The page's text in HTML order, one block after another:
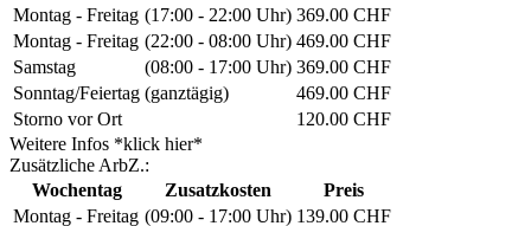
Montag - Freitag (17:00 - 22:00 Uhr) 369.00 CHF
Montag - Freitag (22:00 - 08:00 Uhr) 469.00 CHF
Samstag
(08:00 - 17:00 Uhr) 369.00 CHF
Sonntag/Feiertag (ganztägig)
469.00 CHF
Storno vor Ort
120.00 CHF
Weitere Infos *klick hier*
Zusätzliche ArbZ.:
Wochentag
Zusatzkosten
Preis
Montag - Freitag (09:00 - 17:00 Uhr) 139.00 CHF